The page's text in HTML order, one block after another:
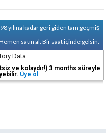
yılına kadar geri giden tam geçmiş
satın al. Bir saat içinde gelsin.
Data
ve kolaydır!) 3 months süreyle
Üye ol